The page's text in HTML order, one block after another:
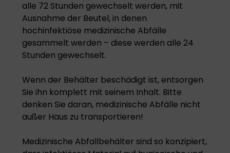
alle 72 Stunden gewechselt werden, mit
Ausnahme der Beutel, in denen
hochinfektiöse medizinische Abfälle
gesammelt werden – diese werden alle 24
Stunden gewechselt.
Wenn der Behälter beschädigt ist, entsorgen
Sie ihn komplett mit seinem Inhalt. Bitte
denken Sie daran, medizinische Abfälle nicht
außer Haus zu transportieren!
Medizinische Abfallbehälter sind so konzipiert,